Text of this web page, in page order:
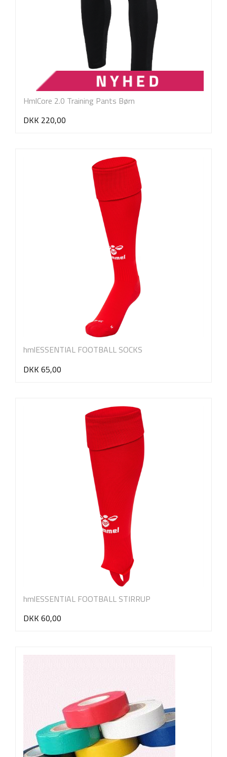
HmlCore 2.0 Training Pants Børn
DKK 220,00
hmlESSENTIAL FOOTBALL SOCKS
DKK 65,00
hmlESSENTIAL FOOTBALL STIRRUP
DKK 60,00